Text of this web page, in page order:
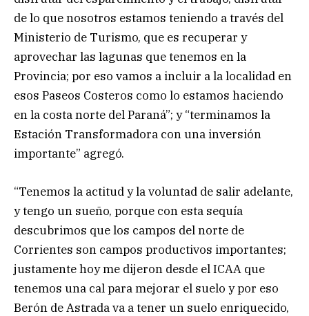
de lo que nosotros estamos teniendo a través del
Ministerio de Turismo, que es recuperar y
aprovechar las lagunas que tenemos en la
Provincia; por eso vamos a incluir a la localidad en
esos Paseos Costeros como lo estamos haciendo
en la costa norte del Paraná”; y “terminamos la
Estación Transformadora con una inversión
importante” agregó.
“Tenemos la actitud y la voluntad de salir adelante,
y tengo un sueño, porque con esta sequía
descubrimos que los campos del norte de
Corrientes son campos productivos importantes;
justamente hoy me dijeron desde el ICAA que
tenemos una cal para mejorar el suelo y por eso
Berón de Astrada va a tener un suelo enriquecido,